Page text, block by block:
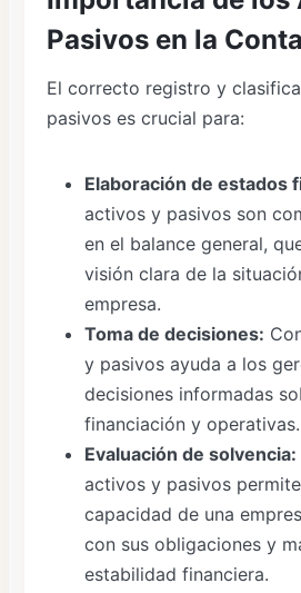
Pasivos en la
El correcto registro y
pasivos es crucial para:
Elaboración de estados
activos y pasivos son
en el balance general,
visión clara de la
empresa.
Toma de decisiones:
y pasivos ayuda a los
decisiones informadas
financiación y operativas.
Evaluación de solvencia:
activos y pasivos
capacidad de una
con sus obligaciones y
estabilidad financiera.